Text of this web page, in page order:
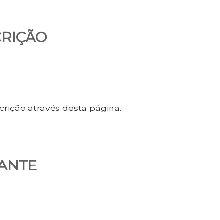
através desta página.